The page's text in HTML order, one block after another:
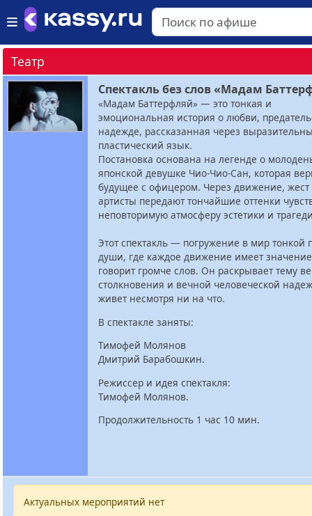
Театр
Спектакль без слов «Мадам
«Мадам Баттерфляй» — это тонкая и
эмоциональная история о любви,
надежде, рассказанная через
пластический язык.
Постановка основана на легенде о
японской девушке Чио-Чио-Сан, которая
будущее с офицером. Через движение,
артисты передают тончайшие оттенки
неповторимую атмосферу эстетики и
Этот спектакль — погружение в мир тонкой
души, где каждое движение имеет
говорит громче слов. Он раскрывает тему
столкновения и вечной человеческой
живет несмотря ни на что.
В спектакле заняты:
Тимофей Молянов
Дмитрий Барабошкин.
Режиссер и идея спектакля:
Тимофей Молянов.
Продолжительность 1 час 10 мин.
Актуальных мероприятий нет